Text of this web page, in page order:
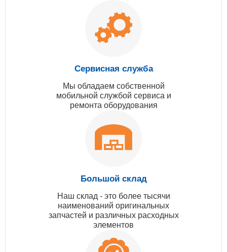
Сервисная служба
Мы обладаем собственной
мобильной службой сервиса и
ремонта оборудования
Большой склад
Наш склад - это более тысячи
наименований оригинальных
запчастей и различных расходных
элементов